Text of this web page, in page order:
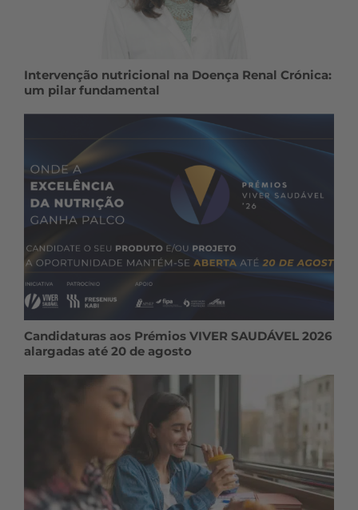
Intervenção nutricional na Doença Renal Crónica:
um pilar fundamental
Candidaturas aos Prémios VIVER SAUDÁVEL 2026
alargadas até 20 de agosto